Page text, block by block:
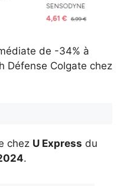
de -34% à
Défense Colgate chez
chez U Express du
.